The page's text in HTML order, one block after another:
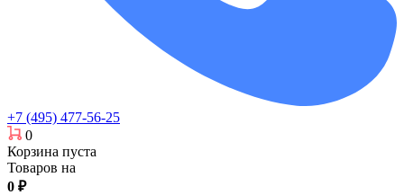
+7 (495) 477-56-25
0
Корзина пуста
Товаров на
0 ₽